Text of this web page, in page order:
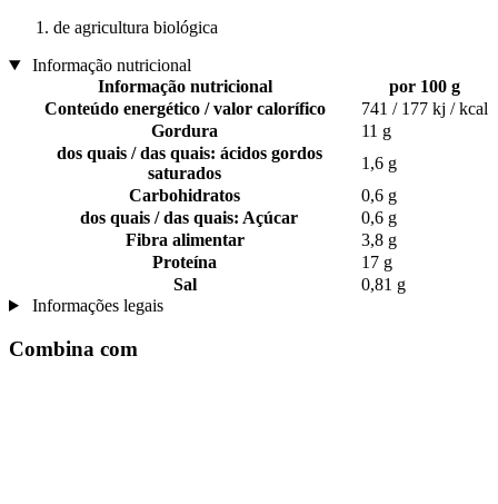
de agricultura biológica
Informação nutricional
Informação nutricional
por 100 g
Conteúdo energético / valor calorífico
741 / 177 kj / kcal
Gordura
11 g
dos quais / das quais: ácidos gordos
saturados
1,6 g
Carbohidratos
0,6 g
dos quais / das quais: Açúcar
0,6 g
Fibra alimentar
3,8 g
Proteína
17 g
Sal
0,81 g
Informações legais
Combina com